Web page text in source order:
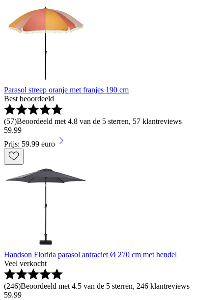
Parasol streep oranje met franjes 190 cm
Best beoordeeld
(57)Beoordeeld met 4.8 van de 5 sterren, 57 klantreviews
59.99
Prijs: 59.99 euro
Handson Florida parasol antraciet Ø 270 cm met hendel
Veel verkocht
(246)Beoordeeld met 4.5 van de 5 sterren, 246 klantreviews
59.99